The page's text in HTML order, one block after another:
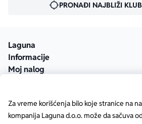
Za vreme korišćenja bilo koje stranice na
kompanija Laguna d.o.o. može da sačuva
PRONAĐI NAJBLIŽI
Laguna
Informacije
Moj nalog